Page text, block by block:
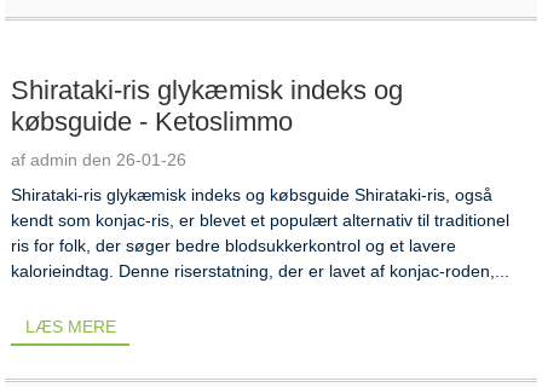
Shirataki-ris glykæmisk indeks og
købsguide - Ketoslimmo
af admin den 26-01-26
Shirataki-ris glykæmisk indeks og købsguide Shirataki-ris, også
kendt som konjac-ris, er blevet et populært alternativ til traditionel
ris for folk, der søger bedre blodsukkerkontrol og et lavere
kalorieindtag. Denne riserstatning, der er lavet af konjac-roden,...
LÆS MERE